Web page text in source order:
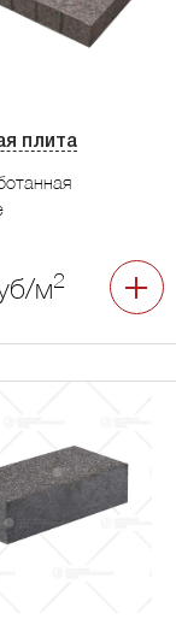
плита
м2